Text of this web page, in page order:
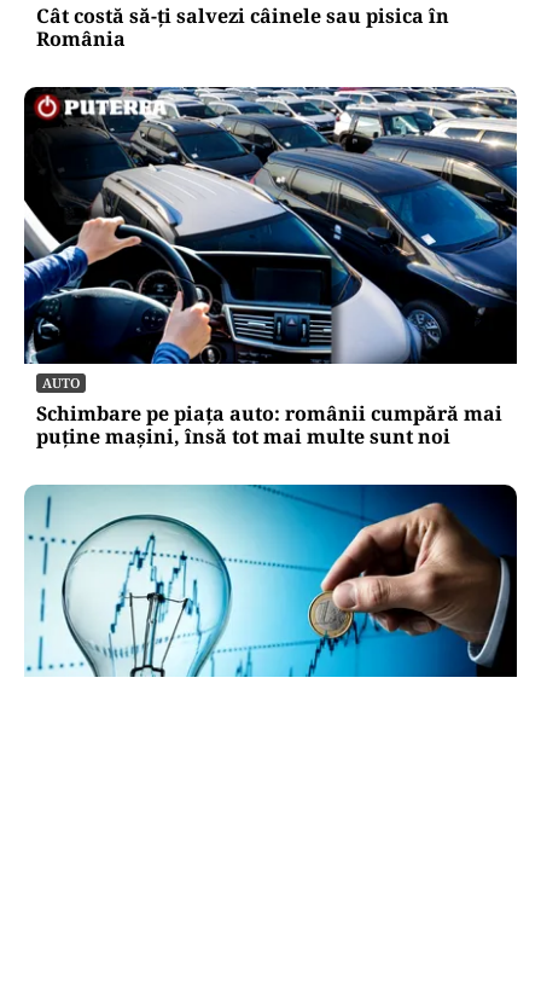
Cât costă să-ți salvezi câinele sau pisica în
România
AUTO
Schimbare pe piața auto: românii cumpără mai
puține mașini, însă tot mai multe sunt noi